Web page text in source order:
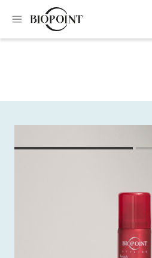
Styling lacca
ecologique